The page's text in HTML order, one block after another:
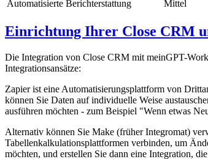
Automatisierte Berichterstattung
Mittel
Einrichtung Ihrer Close CRM
Die Integration von Close CRM mit meinGPT-
Integrationsansätze:
Zapier ist eine Automatisierungsplattform von
können Sie Daten auf individuelle Weise
ausführen möchten - zum Beispiel "Wenn etwas
Alternativ können Sie Make (früher Integromat)
Tabellenkalkulationsplattformen verbinden, um
möchten, und erstellen Sie dann eine Integration,